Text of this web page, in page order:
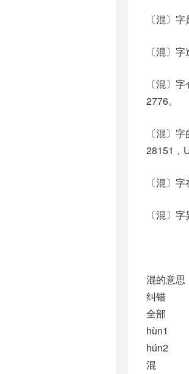
〔混〕
〔混〕
〔混〕
2776。
〔混〕
28151，
〔混〕
〔混〕
混的意思
纠错
全部
hùn1
hún2
混